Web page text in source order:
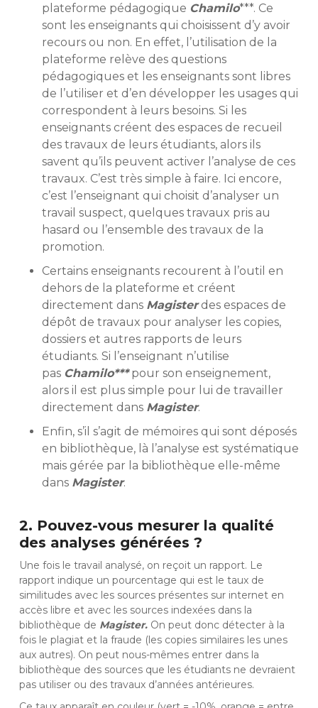
plateforme pédagogique Chamilo***. Ce
sont les enseignants qui choisissent d’y avoir
recours ou non. En effet, l’utilisation de la
plateforme relève des questions
pédagogiques et les enseignants sont libres
de l’utiliser et d’en développer les usages qui
correspondent à leurs besoins. Si les
enseignants créent des espaces de recueil
des travaux de leurs étudiants, alors ils
savent qu’ils peuvent activer l’analyse de ces
travaux. C’est très simple à faire. Ici encore,
c’est l’enseignant qui choisit d’analyser un
travail suspect, quelques travaux pris au
hasard ou l’ensemble des travaux de la
promotion.
Certains enseignants recourent à l’outil en
dehors de la plateforme et créent
directement dans Magisterdes espaces de
dépôt de travaux pour analyser les copies,
dossiers et autres rapports de leurs
étudiants. Si l’enseignant n’utilise
pas Chamilo***pour son enseignement,
alors il est plus simple pour lui de travailler
directement dans Magister.
Enfin, s’il s’agit de mémoires qui sont déposés
en bibliothèque, là l’analyse est systématique
mais gérée par la bibliothèque elle-même
dans Magister.
2. Pouvez-vous mesurer la qualité
des analyses générées ?
Une fois le travail analysé, on reçoit un rapport. Le
rapport indique un pourcentage qui est le taux de
similitudes avec les sources présentes sur internet en
accès libre et avec les sources indexées dans la
bibliothèque de Magister. On peut donc détecter à la
fois le plagiat et la fraude (les copies similaires les unes
aux autres). On peut nous-mêmes entrer dans la
bibliothèque des sources que les étudiants ne devraient
pas utiliser ou des travaux d’années antérieures.